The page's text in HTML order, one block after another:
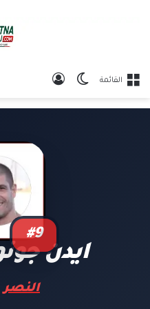
القائمة الوضع المظلم
#9
ايدن
النصر